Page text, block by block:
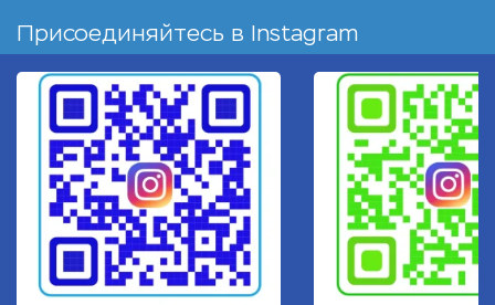
Присоединяйтесь в Instagram